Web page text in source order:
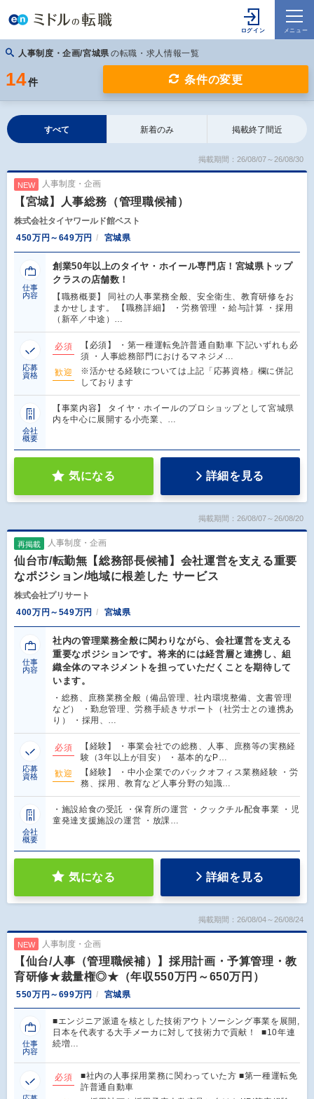
人事制度・企画/宮城県 の転職・求人情報一覧
14件 条件の変更
すべて 新着のみ 掲載終了間近
掲載期間：26/08/07～26/08/30
NEW 人事制度・企画
【宮城】人事総務（管理職候補）
株式会社タイヤワールド館ベスト
450万円～649万円
宮城県
仕事
内容
創業50年以上のタイヤ・ホイール専門店！宮城県トップ
クラスの店舗数！
【職務概要】 同社の人事業務全般、安全衛生、教育研修をお
まかせします。 【職務詳細】 ・労務管理 ・給与計算 ・採用
（新卒／中途）…
応募
資格
必須
【必須】 ・第一種運転免許普通自動車 下記いずれも必
須 ・人事総務部門におけるマネジメ…
歓迎
※活かせる経験については上記「応募資格」欄に併記
しております
会社
概要
【事業内容】 タイヤ・ホイールのプロショップとして宮城県
内を中心に展開する小売業、…
気になる 詳細を見る
掲載期間：26/08/07～26/08/20
再掲載 人事制度・企画
仙台市/転勤無【総務部長候補】会社運営を支える重要
なポジション/地域に根差した サービス
株式会社プリサート
400万円～549万円
宮城県
仕事
内容
社内の管理業務全般に関わりながら、会社運営を支える
重要なポジションです。将来的には経営層と連携し、組
織全体のマネジメントを担っていただくことを期待して
います。
・総務、庶務業務全般（備品管理、社内環境整備、文書管理
など） ・勤怠管理、労務手続きサポート（社労士との連携あ
り） ・採用、…
応募
資格
必須
【経験】 ・事業会社での総務、人事、庶務等の実務経
験（3年以上が目安） ・基本的なP…
歓迎
【経験】 ・中小企業でのバックオフィス業務経験 ・労
務、採用、教育など人事分野の知識…
会社
概要
・施設給食の受託 ・保育所の運営 ・クックチル配食事業 ・児
童発達支援施設の運営 ・放課…
気になる 詳細を見る
掲載期間：26/08/04～26/08/24
NEW 人事制度・企画
【仙台/人事（管理職候補）】採用計画・予算管理・教
育研修★裁量権◎★（年収550万円～650万円）
550万円～699万円 宮城県
仕事
内容
■エンジニア派遣を核とした技術アウトソーシング事業を展開,
日本を代表する大手メーカに対して技術力で貢献！ ■10年連
続増…
必須
■社内の人事採用業務に関わっていた方 ■第一種運転免
許普通自動車